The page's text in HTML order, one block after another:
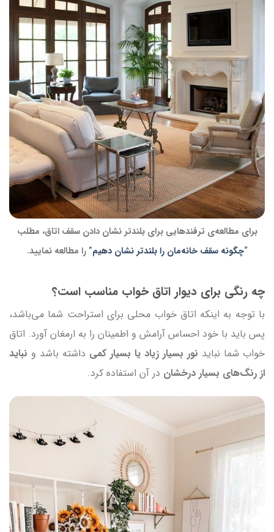
برای مطالعه‌ی ترفندهایی برای بلندتر نشان دادن سقف اتاق، مطلب
“چگونه سقف خانه‌مان را بلندتر نشان دهیم” را مطالعه نمایید.
چه رنگی برای دیوار اتاق خواب مناسب است؟
با توجه به اینکه اتاق خواب محلی برای استراحت شما می‌باشد،
پس باید با خود احساس آرامش و اطمینان را به ارمغان آورد. اتاق
خواب شما نباید نور بسیار زیاد یا بسیار کمی داشته باشد و نباید
از رنگ‌های بسیار درخشان در آن استفاده کرد.